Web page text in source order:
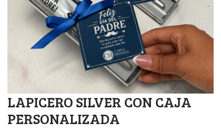
LAPICERO SILVER CON CAJA
PERSONALIZADA